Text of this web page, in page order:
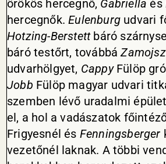
örökös hercegnő, Gabriella és
hercegnők.Eulenburg udvari
Hotzing-Berstettbáró
báró testőrt, továbbá
udvarhölgyet, CappyFülöp
Jobb Fülöp magyar udvari
szemben lévő uradalmi
el, a hol a vadászatok
Frigyesnél és Fenningsberger
vezetőnél laknak. A többi